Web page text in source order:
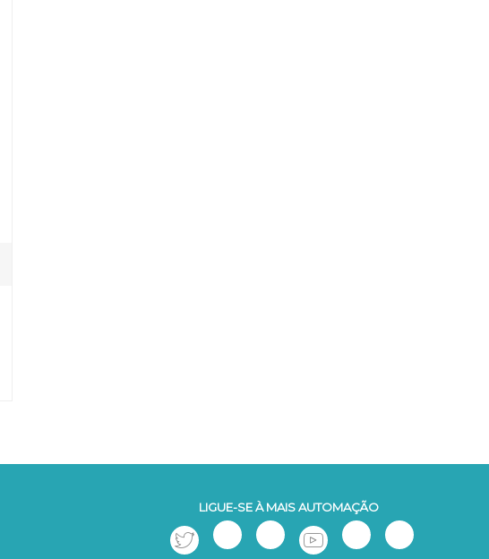
LIGUE-SE À MAIS AUTOMAÇÃO